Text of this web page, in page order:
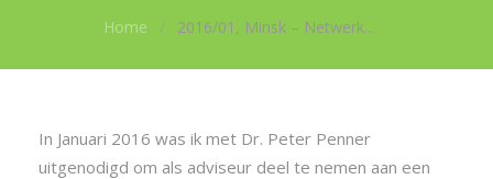
Contact
Home 2016/01, Minsk – Netwerk...
In Januari 2016 was ik met Dr. Peter Penner
uitgenodigd om als adviseur deel te nemen aan een